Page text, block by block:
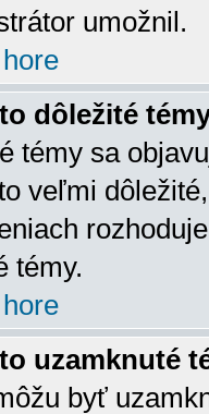
umožnil.
dôležité
témy sa
veľmi
témy.
uzamknuté
byť